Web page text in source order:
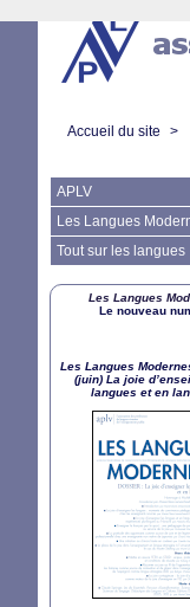
Accueil du site >
APLV
Les Langues
Tout sur les langues
Les Langues
Le nouveau
Les Langues
(juin) La joie
langues et en